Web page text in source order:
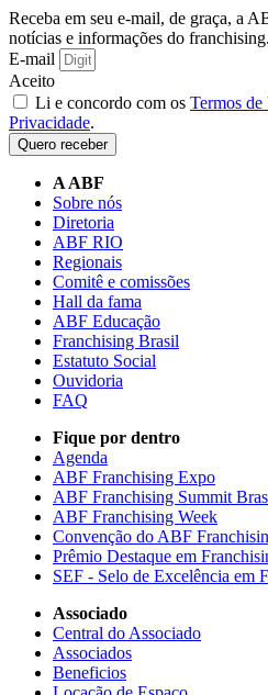
Receba em seu e-mail, de graça, a
notícias e informações do franchising.
E-mail
Aceito
Li e concordo com os Termos de
Privacidade.
Quero receber
A ABF
Sobre nós
Diretoria
ABF RIO
Regionais
Comitê e comissões
Hall da fama
ABF Educação
Franchising Brasil
Estatuto Social
Ouvidoria
FAQ
Fique por dentro
Agenda
ABF Franchising Expo
ABF Franchising Summit
ABF Franchising Week
Convenção do ABF
Prêmio Destaque em
SEF - Selo de Excelência em
Associado
Central do Associado
Associados
Beneficios